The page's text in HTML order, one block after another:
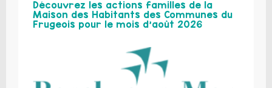
Découvrez les actions familles de la
Maison des Habitants des Communes du
Frugeois pour le mois d’août 2026